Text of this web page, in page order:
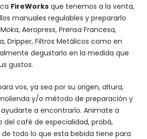
FireWorks que tenemos a la venta,
manuales regulables y prepararlo
Moka, Aeropress, Prensa Francesa,
, Dripper, Filtros Metálicos como en
degustarlo en la medida que
gustos.
vos, ya sea por su origen, altura,
y/o método de preparación y
a encontrarlo. Animate a
del café de especialidad, probá,
todo lo que esta bebida tiene para